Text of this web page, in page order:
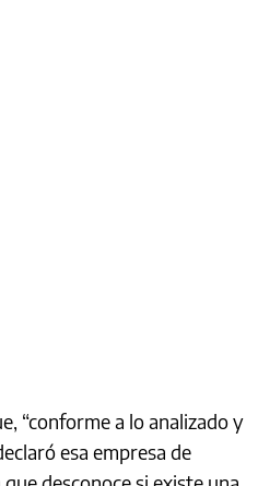
“conforme a lo analizado y
esa empresa de